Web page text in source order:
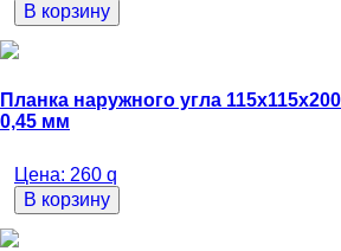
В корзину
Планка наружного угла
0,45 мм
Цена: 260 q
В корзину